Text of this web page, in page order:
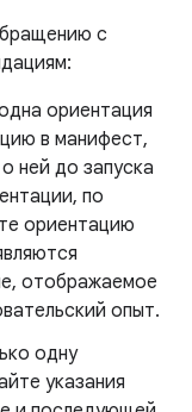
с
ориентация
в манифест,
ней до запуска
по
ориентацию
отображаемое
опыт.
одну
указания